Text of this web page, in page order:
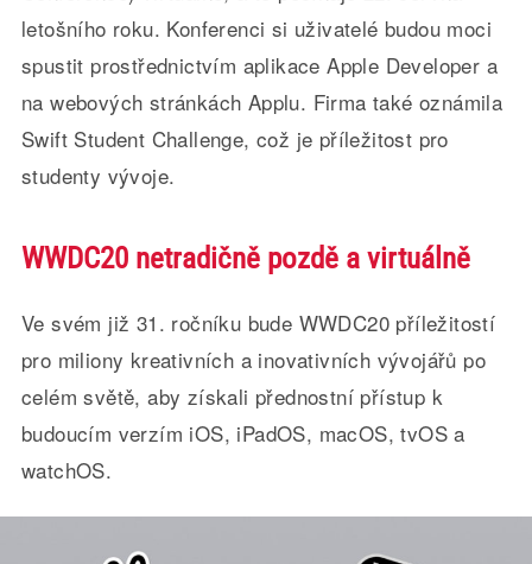
letošního roku. Konferenci si uživatelé budou moci
spustit prostřednictvím aplikace Apple Developer a
na webových stránkách Applu. Firma také oznámila
Swift Student Challenge, což je příležitost pro
studenty vývoje.
WWDC20 netradičně pozdě a virtuálně
Ve svém již 31. ročníku bude WWDC20 příležitostí
pro miliony kreativních a inovativních vývojářů po
celém světě, aby získali přednostní přístup k
budoucím verzím iOS, iPadOS, macOS, tvOS a
watchOS.